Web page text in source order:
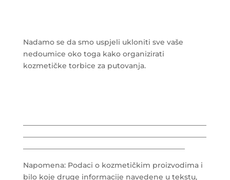
Nadamo se da smo uspjeli ukloniti sve vaše
nedoumice oko toga kako organizirati
kozmetičke torbice za putovanja.
Napomena: Podaci o kozmetičkim proizvodima i
bilo koje druge informacije navedene u tekstu,